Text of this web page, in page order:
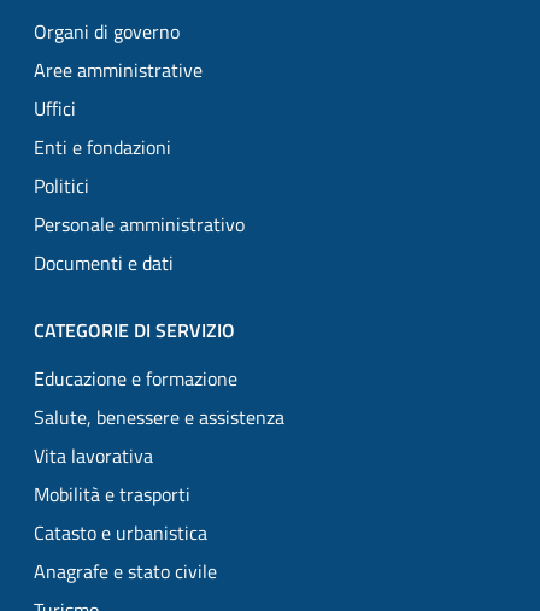
Organi di governo
Aree amministrative
Uffici
Enti e fondazioni
Politici
Personale amministrativo
Documenti e dati
CATEGORIE DI SERVIZIO
Educazione e formazione
Salute, benessere e assistenza
Vita lavorativa
Mobilità e trasporti
Catasto e urbanistica
Anagrafe e stato civile